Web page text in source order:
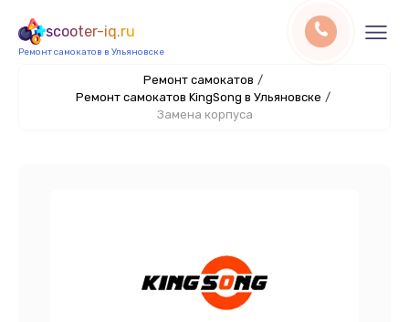
scooter-iq.ru
Ремонт самокатов в Ульяновске
Ремонт самокатов /
Ремонт самокатов KingSong в Ульяновске /
Замена корпуса